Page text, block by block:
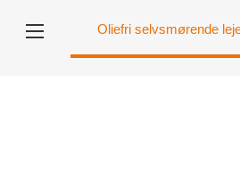
Oliefri selvsmørende